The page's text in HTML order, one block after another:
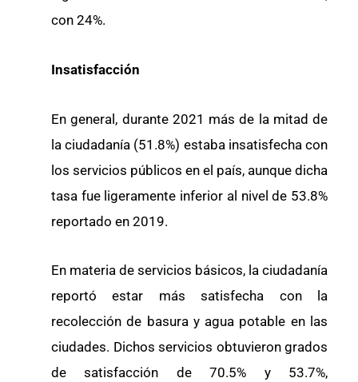
con 24%.
Insatisfacción
En general, durante 2021 más de la mitad de
la ciudadanía (51.8%) estaba insatisfecha con
los servicios públicos en el país, aunque dicha
tasa fue ligeramente inferior al nivel de 53.8%
reportado en 2019.
En materia de servicios básicos, la ciudadanía
reportó estar más satisfecha con la
recolección de basura y agua potable en las
ciudades. Dichos servicios obtuvieron grados
de satisfacción de 70.5% y 53.7%,